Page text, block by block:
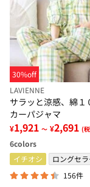
30%off
LAVIENNE
サラッと涼感、綿１
カーパジャマ
¥1,921 ～ ¥2,691 (
6colors
イチオシ
ロングセ
156件